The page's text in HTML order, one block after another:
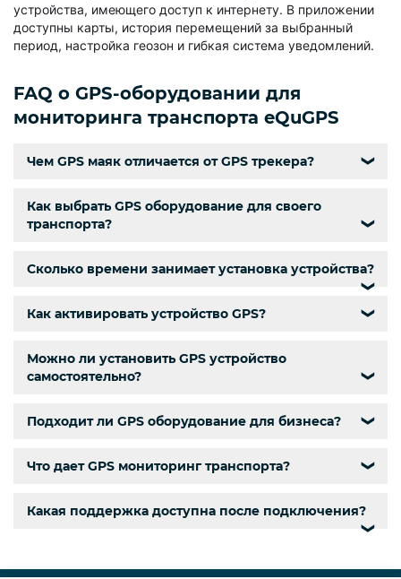
устройства, имеющего доступ к интернету. В приложении
доступны карты, история перемещений за выбранный
период, настройка геозон и гибкая система уведомлений.
FAQ о GPS-оборудовании для
мониторинга транспорта eQuGPS
Чем GPS маяк отличается от GPS трекера? ❯
Как выбрать GPS оборудование для своего
транспорта?
❯
Сколько времени занимает установка устройства?
❯
Как активировать устройство GPS? ❯
Можно ли установить GPS устройство
самостоятельно?
❯
Подходит ли GPS оборудование для бизнеса? ❯
Что дает GPS мониторинг транспорта? ❯
Какая поддержка доступна после подключения?
❯